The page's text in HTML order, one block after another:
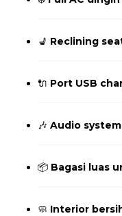
💺 Reclining
🔌 Port USB
🎶 Audio system
📦 Bagasi luas
🧼 Interior